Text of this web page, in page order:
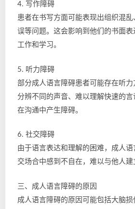
4. 写作障碍
患者在书写方面可能表现出组织混
误等问题。这会影响到他们的书面表
工作和学习。
5. 听力障碍
部分成人语言障碍患者可能存在听
分辨不同的声音、难以理解快速的言
在沟通中产生障碍。
6. 社交障碍
由于语言表达和理解的困难，成人
交场合中感到不自在，难以与他人建
三、成人语言障碍的原因
成人语言障碍的原因可能包括大脑